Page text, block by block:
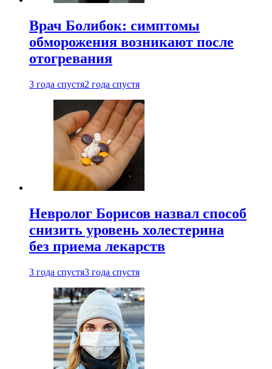
Врач Болибок: симптомы
обморожения возникают после
отогревания
3 года спустя2 года спустя
Невролог Борисов назвал способ
снизить уровень холестерина
без приема лекарств
3 года спустя3 года спустя